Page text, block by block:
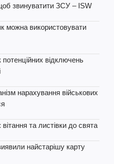
щоб звинуватити ЗСУ – ISW
можна використовувати
відключень
нарахування військових
та листівки до свята
найстарішу карту